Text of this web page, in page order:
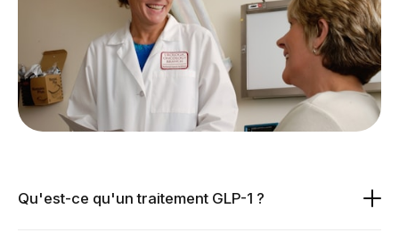
Qu'est-ce qu'un traitement GLP-1 ?